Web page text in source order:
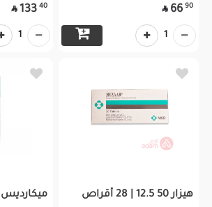
90
66

1
40
133

1
هيزار 50 12.5 | 28 أقراص ميكارديس 80مج | 28قرص